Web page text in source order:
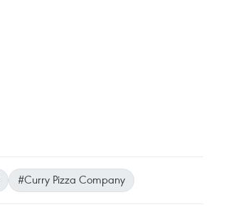
#Curry Pizza Company